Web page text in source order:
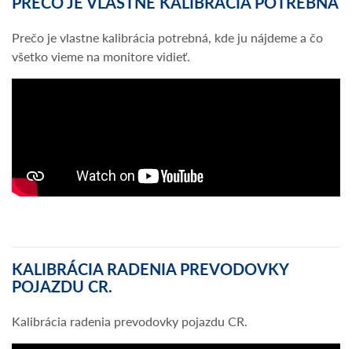
Prečo je vlastne kalibrácia potrebná, kde ju nájdeme a čo
všetko vieme na monitore vidieť.
KALIBRÁCIA RADENIA PREVODOVKY
POJAZDU CR.
Kalibrácia radenia prevodovky pojazdu CR.